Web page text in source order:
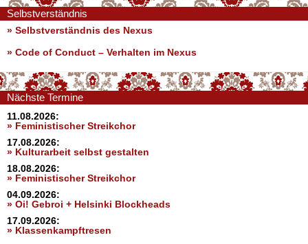
Selbstverständnis
» Selbstverständnis des Nexus
» Code of Conduct – Verhalten im Nexus
Nächste Termine
11.08.2026:
» Feministischer Streikchor
17.08.2026:
» Kulturarbeit selbst gestalten
18.08.2026:
» Feministischer Streikchor
04.09.2026:
» Oi! Gebroi + Helsinki Blockheads
17.09.2026:
» Klassenkampftresen